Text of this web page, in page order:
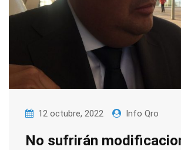
12 octubre, 2022 Info Qro
No sufrirán